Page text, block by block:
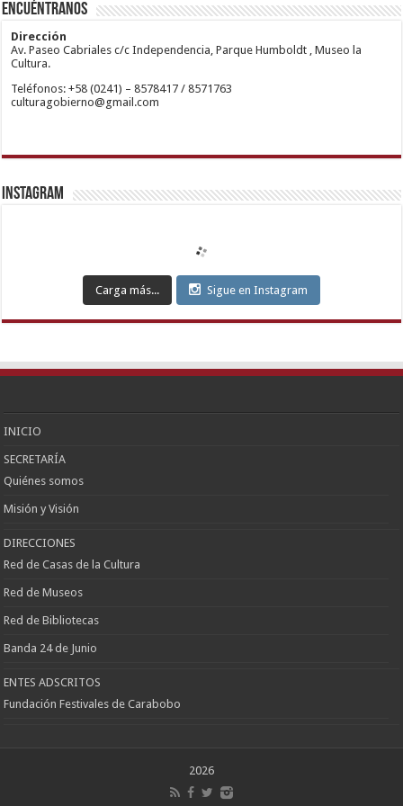
mariobet
restbetcdn.com
siteler
Escort
Yakası
Escort
Kadıköy
Ataşehir
Escort
Escort
Escort
Kurtköy
Escort
Kızılay
Escort
Keçiören
Escort
Encuéntranos
Dirección
Av. Paseo Cabriales c/c Independencia, Parque Humboldt , Museo la
Cultura.
Teléfonos: +58 (0241) – 8578417 / 8571763
culturagobierno@gmail.com
Instagram
Carga más... Sigue en Instagram
INICIO
SECRETARÍA
Quiénes somos
Misión y Visión
DIRECCIONES
Red de Casas de la Cultura
Red de Museos
Red de Bibliotecas
Banda 24 de Junio
ENTES ADSCRITOS
Fundación Festivales de Carabobo
2026